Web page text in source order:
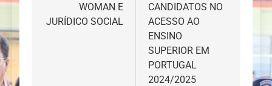
WOMAN E
JURÍDICO SOCIAL
CANDIDATOS NO
ACESSO AO
ENSINO
SUPERIOR EM
PORTUGAL
2024/2025